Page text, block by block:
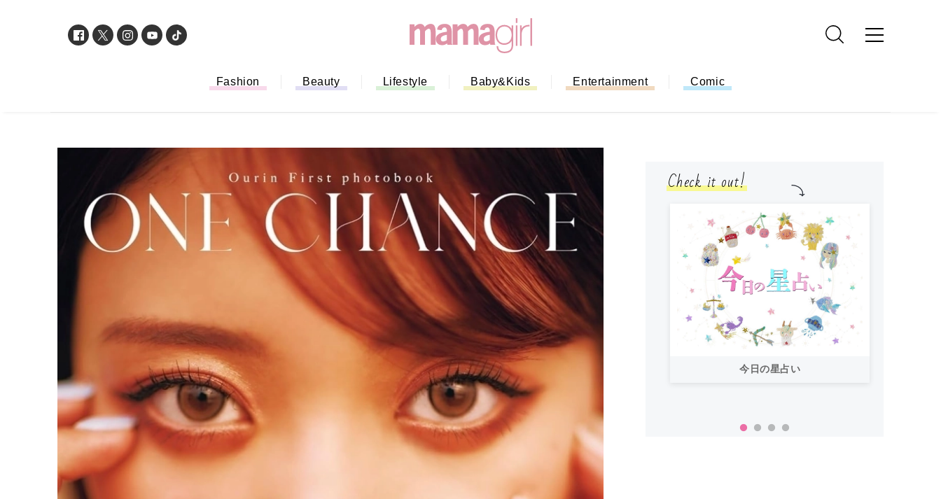
Fashion Beauty Lifestyle Baby&Kids Entertainment Comic
Check it out!
「もう行列に並ばない！」ミスドのモ
バイルオーダー完全ガイド｜支払い方
法から受け取り方までネットオーダー
を徹底解説
今日の星占い